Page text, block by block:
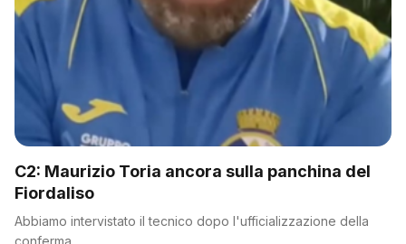
C2: Maurizio Toria ancora sulla panchina del
Fiordaliso
Abbiamo intervistato il tecnico dopo l'ufficializzazione della